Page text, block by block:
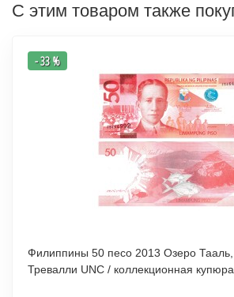
С этим товаром также
- 33 %
Филиппины 50 песо 2013 Озеро Тааль,
Тревалли UNC / коллекционная купюра